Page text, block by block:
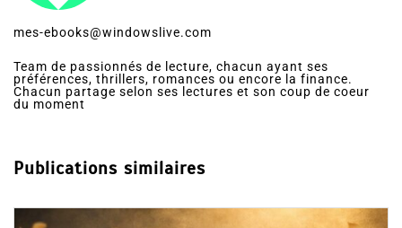
mes-ebooks@windowslive.com
Team de passionnés de lecture, chacun ayant ses
préférences, thrillers, romances ou encore la finance.
Chacun partage selon ses lectures et son coup de coeur
du moment
Publications similaires